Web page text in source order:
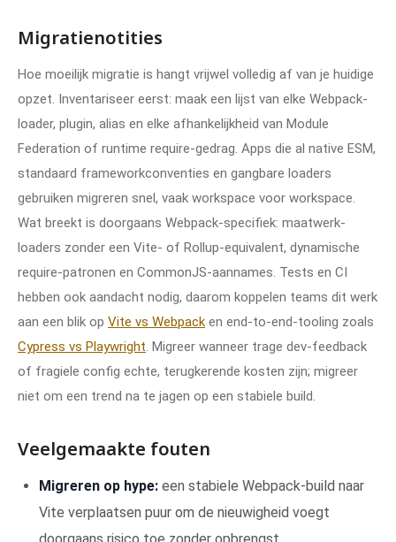
Migratienotities
Hoe moeilijk migratie is hangt vrijwel volledig af van je huidige
opzet. Inventariseer eerst: maak een lijst van elke Webpack-
loader, plugin, alias en elke afhankelijkheid van Module
Federation of runtime require-gedrag. Apps die al native ESM,
standaard frameworkconventies en gangbare loaders
gebruiken migreren snel, vaak workspace voor workspace.
Wat breekt is doorgaans Webpack-specifiek: maatwerk-
loaders zonder een Vite- of Rollup-equivalent, dynamische
require-patronen en CommonJS-aannames. Tests en CI
hebben ook aandacht nodig, daarom koppelen teams dit werk
aan een blik op Vite vs Webpack en end-to-end-tooling zoals
Cypress vs Playwright. Migreer wanneer trage dev-feedback
of fragiele config echte, terugkerende kosten zijn; migreer
niet om een trend na te jagen op een stabiele build.
Veelgemaakte fouten
Migreren op hype: een stabiele Webpack-build naar
Vite verplaatsen puur om de nieuwigheid voegt